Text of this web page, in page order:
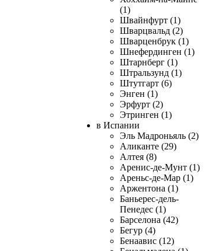
(1)
Швайнфурт (1)
Шварцвальд (2)
Шварценбрук (1)
Шнефердинген (1)
Штарнберг (1)
Штральзунд (1)
Штутгарт (6)
Энген (1)
Эрфурт (2)
Этринген (1)
в Испании
Эль Мадроньяль (2)
Аликанте (29)
Алтея (8)
Аренис-де-Мунт (1)
Ареньс-де-Мар (1)
Аржентона (1)
Баньерес-дель-
Пенедес (1)
Барселона (42)
Бегур (4)
Бенаавис (12)